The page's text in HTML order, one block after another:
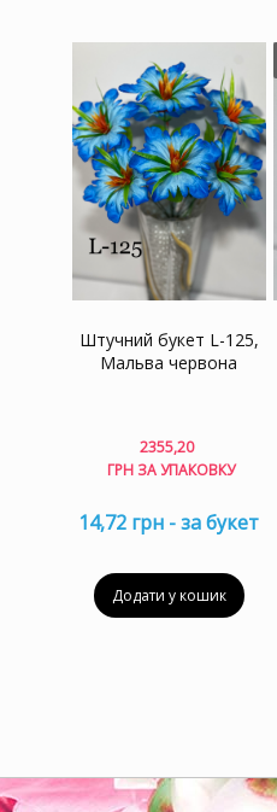
Штучний букет L-125,
Мальва червона
2355,20
ГРН ЗА УПАКОВКУ
14,72 грн - за букет
Додати у кошик